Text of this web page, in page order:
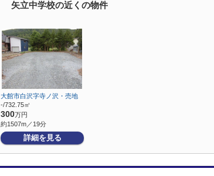
矢立中学校の近くの物件
大館市白沢字寺ノ沢・売地
-/732.75㎡
300万円
約1507m／19分
詳細を見る